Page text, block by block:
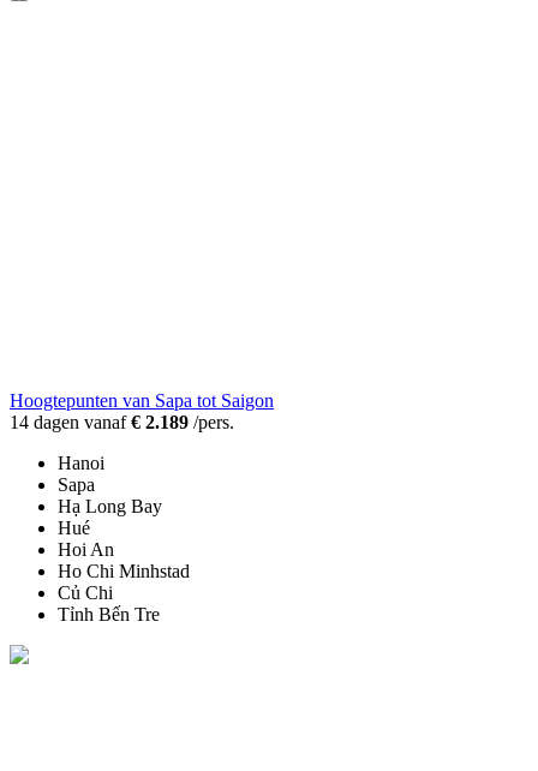
Hoogtepunten van Sapa tot Saigon
14 dagen vanaf€ 2.189 /pers.
Hanoi
Sapa
Hạ Long Bay
Hué
Hoi An
Ho Chi Minhstad
Củ Chi
Tỉnh Bến Tre